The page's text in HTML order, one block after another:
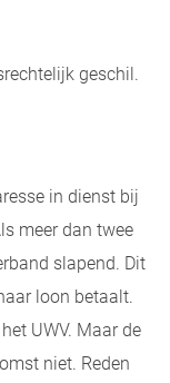
geschil.
in dienst bij
meer dan twee
slapend. Dit
loon betaalt.
UWV. Maar de
niet. Reden